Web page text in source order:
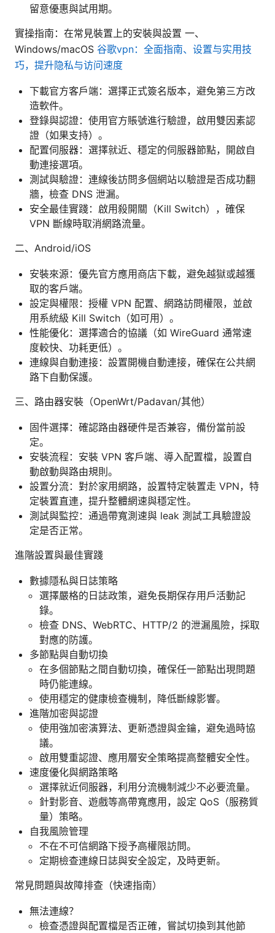
留意優惠與試用期。
實操指南：在常見裝置上的安裝與設置 一、
Windows/macOS 谷歌vpn：全面指南、设置与实用技
巧，提升隐私与访问速度
下載官方客戶端：選擇正式簽名版本，避免第三方改
造軟件。
登錄與認證：使用官方賬號進行驗證，啟用雙因素認
證（如果支持）。
配置伺服器：選擇就近、穩定的伺服器節點，開啟自
動連接選項。
測試與驗證：連線後訪問多個網站以驗證是否成功翻
牆，檢查 DNS 泄漏。
安全最佳實踐：啟用殺開關（Kill Switch），確保
VPN 斷線時取消網路流量。
二、Android/iOS
安裝來源：優先官方應用商店下載，避免越獄或越獲
取的客戶端。
設定與權限：授權 VPN 配置、網路訪問權限，並啟
用系統級 Kill Switch（如可用）。
性能優化：選擇適合的協議（如 WireGuard 通常速
度較快、功耗更低）。
連線與自動連接：設置開機自動連接，確保在公共網
路下自動保護。
三、路由器安裝（OpenWrt/Padavan/其他）
固件選擇：確認路由器硬件是否兼容，備份當前設
定。
安裝流程：安裝 VPN 客戶端、導入配置檔，設置自
動啟動與路由規則。
設置分流：對於家用網路，設置特定裝置走 VPN，特
定裝置直連，提升整體網速與穩定性。
測試與監控：通過帶寬測速與 leak 測試工具驗證設
定是否正常。
進階設置與最佳實踐
數據隱私與日誌策略
選擇嚴格的日誌政策，避免長期保存用戶活動記
錄。
檢查 DNS、WebRTC、HTTP/2 的泄漏風險，採取
對應的防護。
多節點與自動切換
在多個節點之間自動切換，確保任一節點出現問題
時仍能連線。
使用穩定的健康檢查機制，降低斷線影響。
進階加密與認證
使用強加密演算法、更新憑證與金鑰，避免過時協
議。
啟用雙重認證、應用層安全策略提高整體安全性。
速度優化與網路策略
選擇就近伺服器，利用分流機制減少不必要流量。
針對影音、遊戲等高帶寬應用，設定 QoS（服務質
量）策略。
自我風險管理
不在不可信網路下授予高權限訪問。
定期檢查連線日誌與安全設定，及時更新。
常見問題與故障排查（快速指南）
無法連線？
檢查憑證與配置檔是否正確，嘗試切換到其他節